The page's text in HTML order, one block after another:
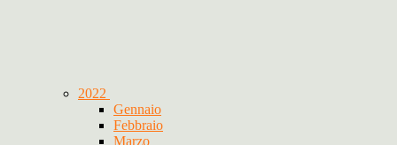
2022
Gennaio
Febbraio
Marzo